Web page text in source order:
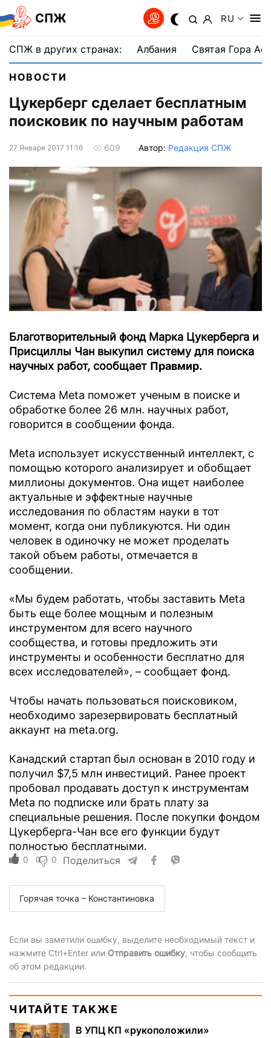
СПЖ RU
СПЖ в других странах: Албания Святая Гора
НОВОСТИ
Цукерберг сделает бесплатным
поисковик по научным работам
27 Января 2017 11:16 609 Автор: Редакция СПЖ
Благотворительный фонд Марка Цукерберга и
Присциллы Чан выкупил систему для поиска
научных работ, сообщает Правмир.
Система Meta поможет ученым в поиске и
обработке более 26 млн. научных работ,
говорится в сообщении фонда.
Meta использует искусственный интеллект, с
помощью которого анализирует и обобщает
миллионы документов. Она ищет наиболее
актуальные и эффектные научные
исследования по областям науки в тот
момент, когда они публикуются. Ни один
человек в одиночку не может проделать
такой объем работы, отмечается в
сообщении.
«Мы будем работать, чтобы заставить Meta
быть еще более мощным и полезным
инструментом для всего научного
сообщества, и готовы предложить эти
инструменты и особенности бесплатно для
всех исследователей», – сообщает фонд.
Чтобы начать пользоваться поисковиком,
необходимо зарезервировать бесплатный
аккаунт на meta.org.
Канадский стартап был основан в 2010 году и
получил $7,5 млн инвестиций. Ранее проект
пробовал продавать доступ к инструментам
Meta по подписке или брать плату за
специальные решения. После покупки фондом
Цукерберга-Чан все его функции будут
полностью бесплатными.
0 0 Поделиться
Горячая точка – Константиновка
Если вы заметили ошибку, выделите необходимый текст и
нажмите Ctrl+Enter или Отправить ошибку, чтобы сообщить
об этом редакции.
ЧИТАЙТЕ ТАКЖЕ
В УПЦ КП «рукоположили»